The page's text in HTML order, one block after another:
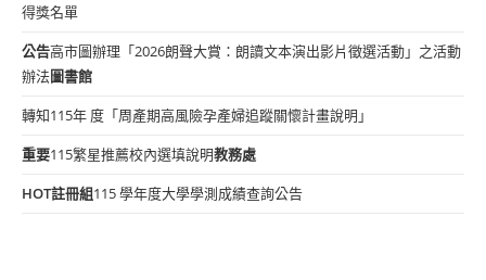
得獎名單
公告高市圖辦理「2026朗聲大賞：朗讀文本演出影片徵選活動」之活動
辦法圖書館
轉知115年 度「周產期高風險孕產婦追蹤關懷計畫說明」
重要115繁星推薦校內選填說明教務處
HOT註冊組115 學年度大學學測成績查詢公告